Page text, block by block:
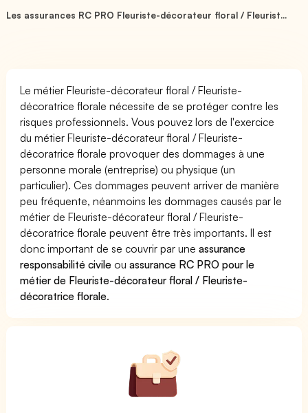
Les assurances RC PRO Fleuriste-décorateur floral / Fleurist...
Le métier Fleuriste-décorateur floral / Fleuriste-
décoratrice florale nécessite de se protéger contre les
risques professionnels. Vous pouvez lors de l'exercice
du métier Fleuriste-décorateur floral / Fleuriste-
décoratrice florale provoquer des dommages à une
personne morale (entreprise) ou physique (un
particulier). Ces dommages peuvent arriver de manière
peu fréquente, néanmoins les dommages causés par le
métier de Fleuriste-décorateur floral / Fleuriste-
décoratrice florale peuvent être très importants. Il est
donc important de se couvrir par uneassurance
responsabilité civile ouassurance RC PRO pour le
métier de Fleuriste-décorateur floral / Fleuriste-
décoratrice florale.